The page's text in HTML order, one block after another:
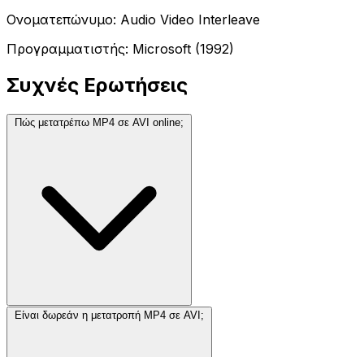
Ονοματεπώνυμο: Audio Video Interleave
Προγραμματιστής: Microsoft (1992)
Συχνές Ερωτήσεις
Πώς μετατρέπω MP4 σε AVI online;
Είναι δωρεάν η μετατροπή MP4 σε AVI;